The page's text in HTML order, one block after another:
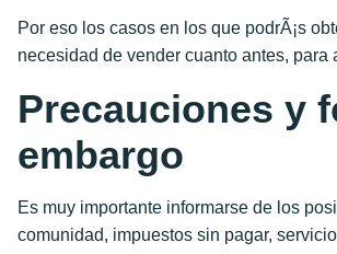
Por eso los casos en los que podrÃ¡s
necesidad de vender cuanto antes,
Precauciones y
embargo
Es muy importante informarse de los
comunidad, impuestos sin pagar,